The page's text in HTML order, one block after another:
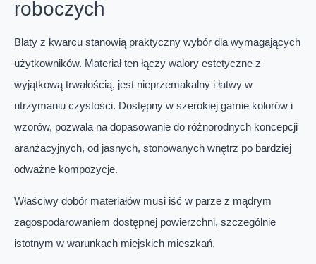
roboczych
Blaty z kwarcu stanowią praktyczny wybór dla wymagających
użytkowników. Materiał ten łączy walory estetyczne z
wyjątkową trwałością, jest nieprzemakalny i łatwy w
utrzymaniu czystości. Dostępny w szerokiej gamie kolorów i
wzorów, pozwala na dopasowanie do różnorodnych koncepcji
aranżacyjnych, od jasnych, stonowanych wnętrz po bardziej
odważne kompozycje.
Właściwy dobór materiałów musi iść w parze z mądrym
zagospodarowaniem dostępnej powierzchni, szczególnie
istotnym w warunkach miejskich mieszkań.